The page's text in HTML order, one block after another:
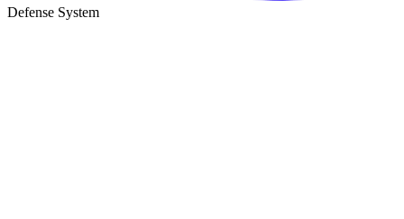
Defense System